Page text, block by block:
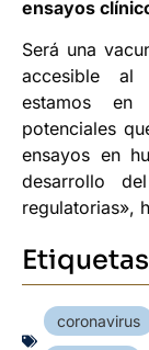
ensayos
Será una
accesible al
estamos en
potenciales
ensayos en
desarrollo
regulatorias»,
Etiquetas
coronavirus